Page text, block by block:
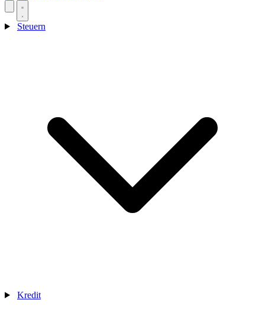
Steuern
Kredit